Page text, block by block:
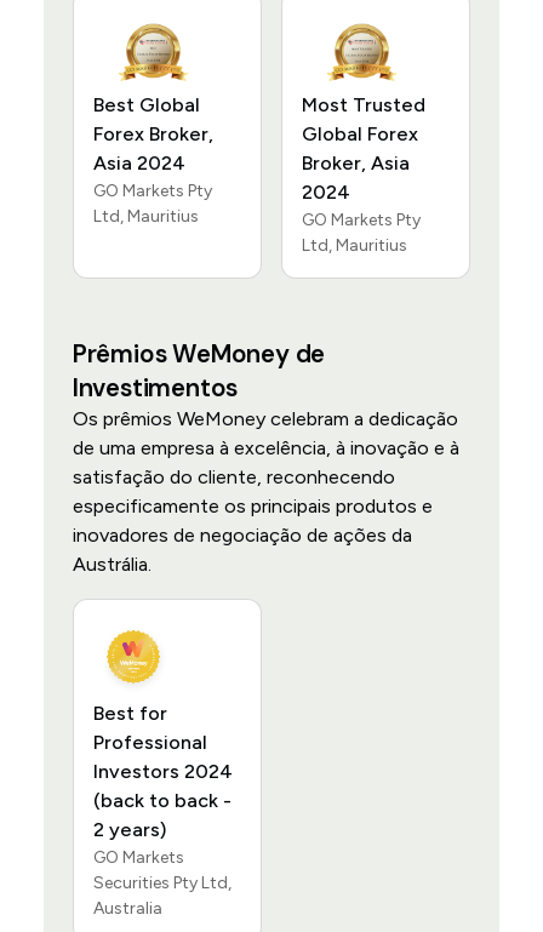
Best Global
Forex Broker,
Asia 2024
GO Markets Pty
Ltd, Mauritius
Most Trusted
Global Forex
Broker, Asia
2024
GO Markets Pty
Ltd, Mauritius
Prêmios WeMoney de
Investimentos
Os prêmios WeMoney celebram a dedicação
de uma empresa à excelência, à inovação e à
satisfação do cliente, reconhecendo
especificamente os principais produtos e
inovadores de negociação de ações da
Austrália.
Best for
Professional
Investors 2024
(back to back -
2 years)
GO Markets
Securities Pty Ltd,
Australia